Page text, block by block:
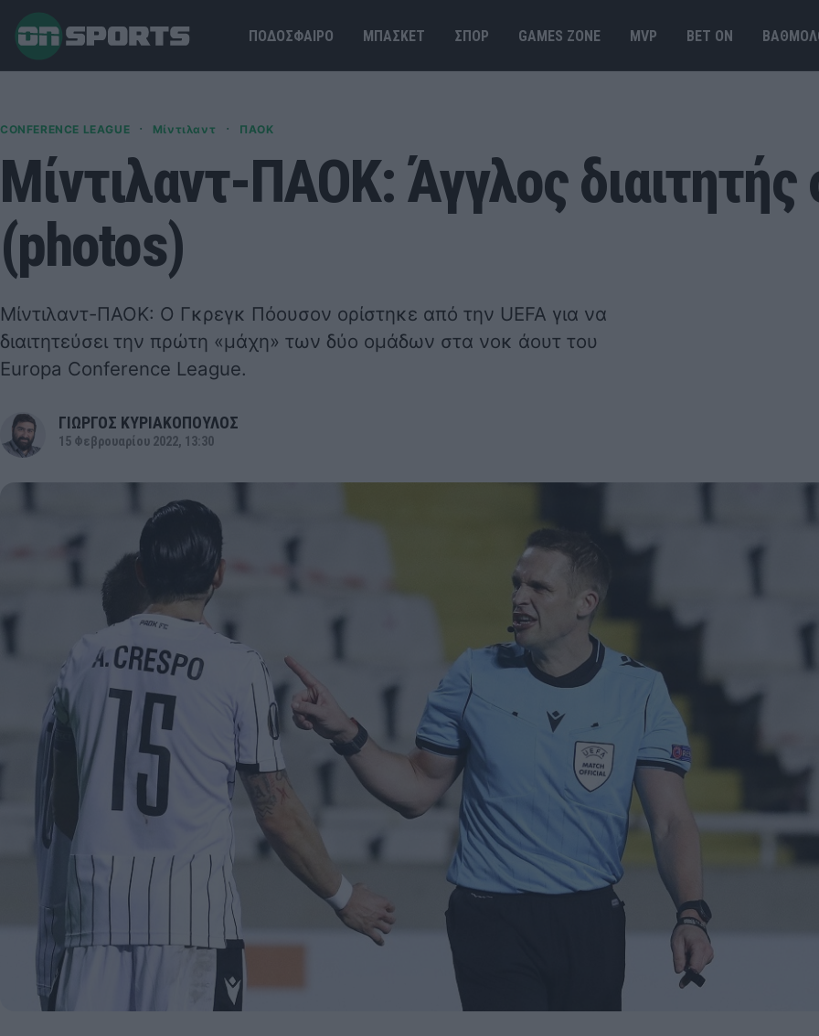
ΠΟΔΟΣΦΑΙΡΟ ΜΠΑΣΚΕΤ ΣΠΟΡ GAMES ΖΟΝΕ MVP BET ΟΝ
CONFERENCE LEAGUE · Μίντιλαντ · ΠΑΟΚ
Μίντιλαντ-ΠΑΟΚ: Άγγλος διαιτητής
(photos)
Μίντιλαντ-ΠΑΟΚ: Ο Γκρεγκ Πόουσον ορίστηκε από την UEFA για να
διαιτητεύσει την πρώτη «μάχη» των δύο ομάδων στα νοκ άουτ του
Europa Conference League.
ΓΙΩΡΓΟΣ ΚΥΡΙΑΚΟΠΟΥΛΟΣ
15 Φεβρουαρίου 2022, 13:30